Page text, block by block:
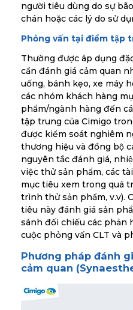
người tiêu dùng do sự
chán hoặc các lý do sử
Phỏng vấn tại điểm tập
Thường được áp dụng
cần đánh giá cảm quan
uống, bánh kẹo, xe máy
các nhóm khách hàng
phẩm/ngành hàng đến
tập trung của Cimigo
được kiểm soát nghiêm
thương hiệu và đồng bộ
nguyên tắc đánh giá,
việc thử sản phẩm, các
mục tiêu xem trong quá
trình thử sản phẩm, v.v).
tiêu này đánh giá sản
sánh đối chiếu các phản
cuộc phỏng vấn CLT và
Phương pháp đánh
cảm quan